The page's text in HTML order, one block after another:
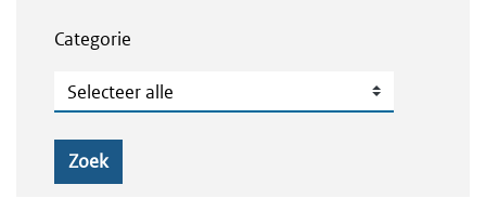
Categorie
Categorie
Zoek